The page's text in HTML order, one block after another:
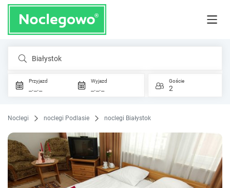
Białystok
Przyjazd
_._._
Wyjazd
_._._
Goście
2
Noclegi noclegi Podlasie noclegi Białystok